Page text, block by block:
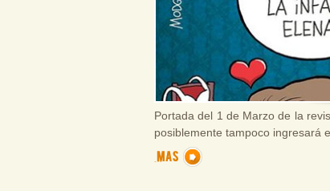
Portada del 1 de Marzo de la
posiblemente tampoco ingresará